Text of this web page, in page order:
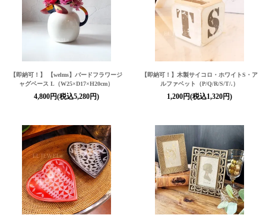
【即納可！】 【welms】バードフラワージ
ャグベース L（W25×D17×H20cm）
4,800円(税込5,280円)
【即納可！】 木製サイコロ・ホワイトS・ア
ルファベット（P/Q/R/S/T/.）
1,200円(税込1,320円)